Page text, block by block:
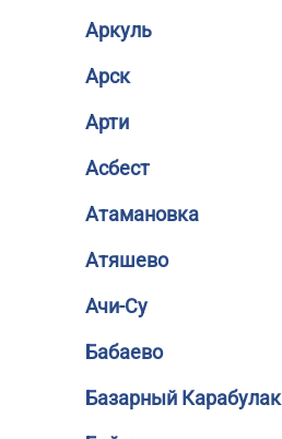
Аркуль
Арск
Арти
Асбест
Атамановка
Атяшево
Ачи-Су
Бабаево
Базарный Карабулак